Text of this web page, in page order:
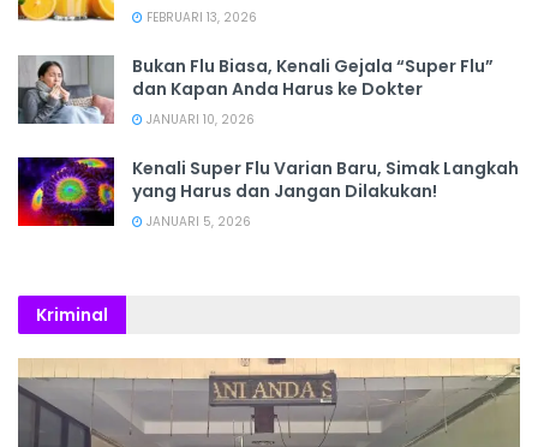
FEBRUARI 13, 2026
Bukan Flu Biasa, Kenali Gejala “Super Flu”
dan Kapan Anda Harus ke Dokter
JANUARI 10, 2026
Kenali Super Flu Varian Baru, Simak Langkah
yang Harus dan Jangan Dilakukan!
JANUARI 5, 2026
Kriminal